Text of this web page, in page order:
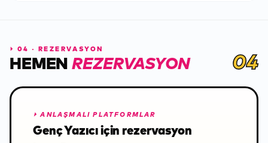
⏵ 04 · REZERVASYON
HEMENREZERVASYON 04
⏵ANLAŞMALI PLATFORMLAR
Genç Yazıcı için rezervasyon